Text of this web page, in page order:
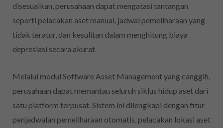
disesuaikan, perusahaan dapat mengatasi tantangan
seperti pelacakan aset manual, jadwal pemeliharaan yang
tidak teratur, dan kesulitan dalam menghitung biaya
depresiasi secara akurat.
Melalui modul Software Asset Management yang canggih,
perusahaan dapat memantau seluruh siklus hidup aset dari
satu platform terpusat. Sistem ini dilengkapi dengan fitur
penjadwalan pemeliharaan otomatis, pelacakan lokasi aset